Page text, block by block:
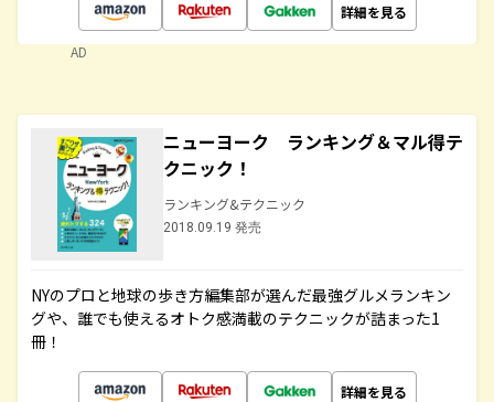
詳細を見る
AD
ニューヨーク ランキング＆マル得テ
クニック！
ランキング&テクニック
2018.09.19 発売
NYのプロと地球の歩き方編集部が選んだ最強グルメランキン
グや、誰でも使えるオトク感満載のテクニックが詰まった1
冊！
詳細を見る